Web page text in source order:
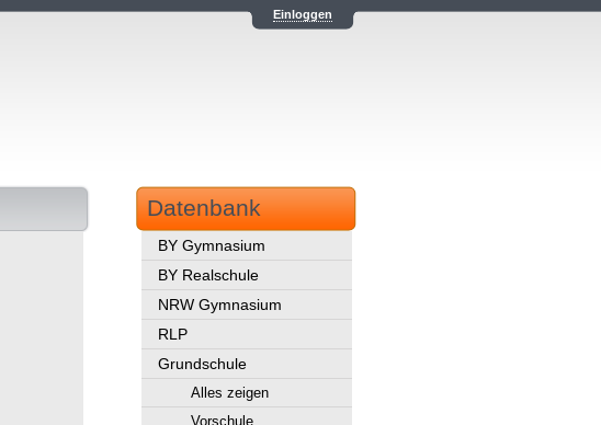
Einloggen
Datenbank
BY Gymnasium
BY Realschule
NRW Gymnasium
RLP
Grundschule
Alles zeigen
Vorschule